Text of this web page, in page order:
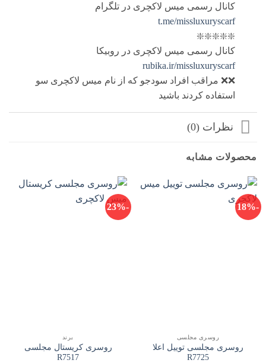
کانال رسمی میس لاکچری در تلگرام
t.me/missluxuryscarf
❇️❇️❇️❇️❇️
کانال رسمی میس لاکچری در روبیکا
rubika.ir/missluxuryscarf
❌❌ مراقب افراد سودجو که از نام میس لاکچری سو
استفاده کردند باشید
نظرات (0)
محصولات مشابه
-18%
روسری مجلسی
روسری مجلسی توییل اعلا
R7725
-23%
برند
روسری کریستال مجلسی
R7517